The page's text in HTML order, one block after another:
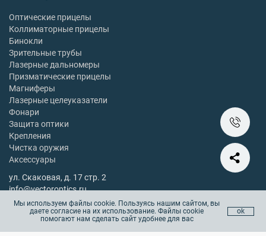
Оптические прицелы
Коллиматорные прицелы
Бинокли
Зрительные трубы
Лазерные дальномеры
Призматические прицелы
Магниферы
Лазерные целеуказатели
Фонари
Защита оптики
Крепления
Чистка оружия
Аксессуары
ул. Скаковая, д. 17 стр. 2
info@vectoroptics.ru
8 (800) 222-98-82
Остались вопросы? Позвоните с 10:00 до 18:00, без выходных
Мы используем файлы cookie. Пользуясь нашим сайтом, вы
даете согласие на их использование. Файлы cookie
помогают нам сделать сайт удобнее для вас
ok